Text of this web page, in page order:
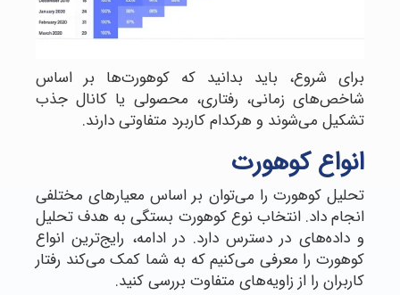
برای شروع، باید بدانید که کوهورت‌ها بر اساس
شاخص‌های زمانی، رفتاری، محصولی یا کانال جذب
تشکیل می‌شوند و هرکدام کاربرد متفاوتی دارند.
انواع کوهورت
تحلیل کوهورت را می‌توان بر اساس معیارهای مختلفی
انجام داد. انتخاب نوع کوهورت بستگی به هدف تحلیل
و داده‌های در دسترس دارد. در ادامه، رایج‌ترین انواع
کوهورت را معرفی می‌کنیم که به شما کمک می‌کند رفتار
کاربران را از زاویه‌های متفاوت بررسی کنید.